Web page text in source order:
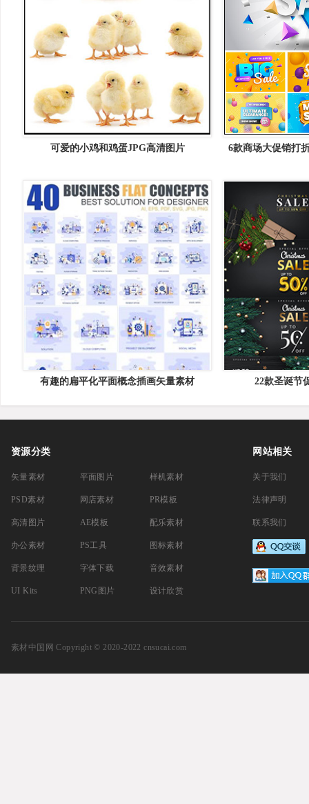
可爱的小鸡和鸡蛋JPG高清图片
6款商场大促销打
有趣的扁平化平面概念插画矢量素材 22款圣诞节
资源分类
矢量素材
PSD素材
高清图片
办公素材
背景纹理
UI Kits
平面图片
网店素材
AE模板
PS工具
字体下载
PNG图片
样机素材
PR模板
配乐素材
图标素材
音效素材
设计欣赏
网站相关
关于我们
法律声明
联系我们
素材中国网 Copyright © 2020-2022 cnsucai.com